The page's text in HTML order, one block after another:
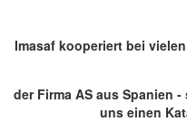
Imasaf kooperiert bei
der Firma AS aus Spanien
uns einen